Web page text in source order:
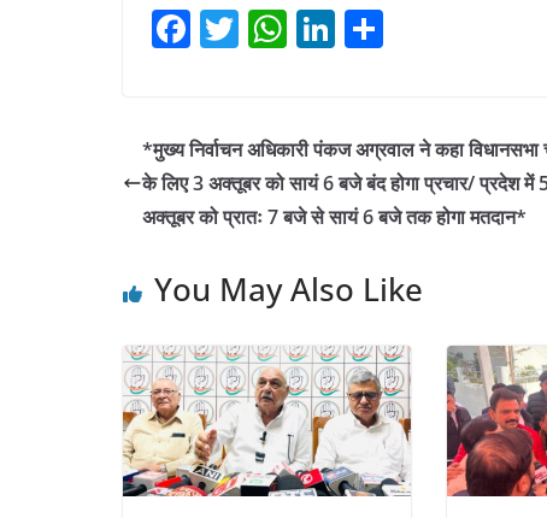
F
e
b
o
k
T
er
W
s
A
p
Li
e
dI
n
e
*मुख्य निर्वाचन अधिकारी पंकज अग्रवाल ने कहा विधानसभा
के लिए 3 अक्तूबर को सायं 6 बजे बंद होगा प्रचार/ प्रदेश में
अक्तूबर को प्रातः 7 बजे से सायं 6 बजे तक होगा मतदान*
You May Also Like